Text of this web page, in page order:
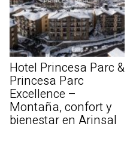
Hotel Princesa Parc &
Princesa Parc
Excellence –
Montaña, confort y
bienestar en Arinsal